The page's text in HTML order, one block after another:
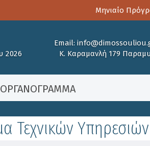
Μηνιαίο
2026
Email:
Κ. Καραμανλή 179
ΟΡΓΑΝΟΓΡΑΜΜΑ
Τεχνικών Υπηρεσιών